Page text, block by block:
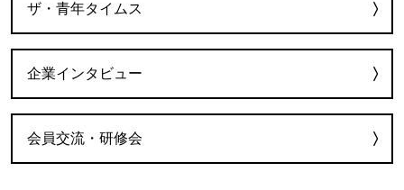
ザ・青年タイムス
企業インタビュー
会員交流・研修会